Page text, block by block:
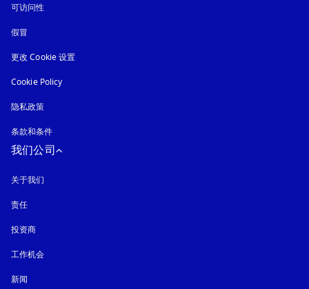
可访问性
假冒
更改 Cookie 设置
Cookie Policy
隐私政策
条款和条件
我们公司
关于我们
责任
投资商
工作机会
新闻